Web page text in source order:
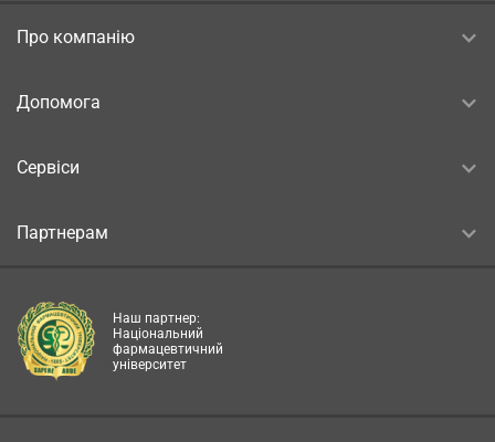
Про компанію
Допомога
Сервіси
Партнерам
Наш партнер:
Національний
фармацевтичний
університет